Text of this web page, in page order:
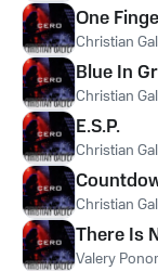
One
Christian
Blue In
Christian
E.S.P.
Christian
Christian
There Is
Valery